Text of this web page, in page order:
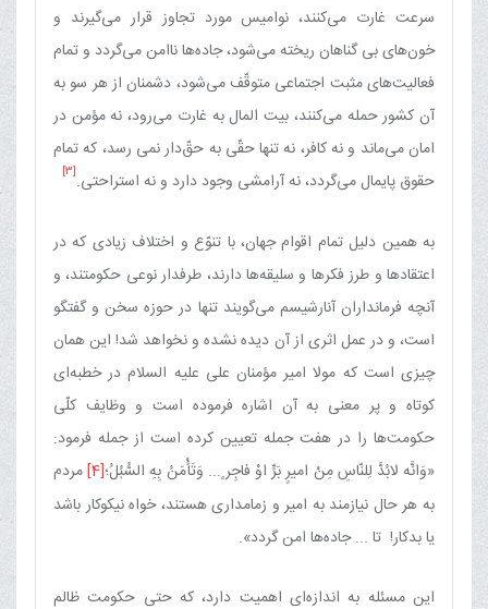
سرعت غارت می‌کنند، نوامیس مورد تجاوز قرار می‌گیرند و
خون‌های بی گناهان ریخته می‌شود، جاده‌ها ناامن می‌گردد و تمام
فعالیت‌های مثبت اجتماعی متوقّف می‌شود، دشمنان از هر سو به
آن کشور حمله می‌کنند، بیت المال به غارت می‌رود، نه مؤمن در
امان می‌ماند و نه کافر، نه تنها حقّی به حقّ‌دار نمی رسد، که تمام
حقوق پایمال می‌گردد، نه آرامشی وجود دارد و نه استراحتی.[3]
به همین دلیل تمام اقوام جهان، با تنوّع و اختلاف زیادی که در
اعتقادها و طرز فکرها و سلیقه‌ها دارند، طرفدار نوعی حکومتند، و
آنچه فرمانداران آنارشیسم می‌گویند تنها در حوزه سخن و گفتگو
است، و در عمل اثری از آن دیده نشده و نخواهد شد! این همان
چیزی است که مولا امیر مؤمنان علی علیه السلام در خطبه‌ای
کوتاه و پر معنی به آن اشاره فرموده است و وظایف کلّی
حکومت‌ها را در هفت جمله تعیین کرده است از جمله فرمود:
«وَانَّه لابُدَّ لِلنّاسِ مِنْ امیرٍ بَرٍّ اوْ فاجِر ٍ... وَتَأْمَنُ‏ بِهِ‏ السُّبُلُ؛‏[4]مردم
به هر حال نیازمند به امیر و زمامداری هستند، خواه نیکوکار باشد
یا بدکار! تا ... جاده‌ها امن گردد».
این مسئله به اندازه‌ای اهمیت دارد، که حتی حکومت ظالم